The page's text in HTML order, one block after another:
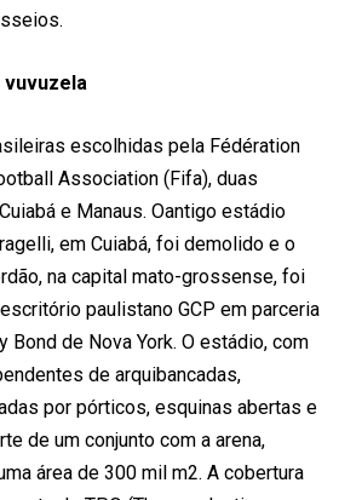
vuvuzela
escolhidas pela Fédération
Association (Fifa), duas
e Manaus. Oantigo estádio
em Cuiabá, foi demolido e o
na capital mato-grossense, foi
paulistano GCP em parceria
Bond de Nova York. O estádio, com
de arquibancadas,
por pórticos, esquinas abertas e
de um conjunto com a arena,
área de 300 mil m2. A cobertura